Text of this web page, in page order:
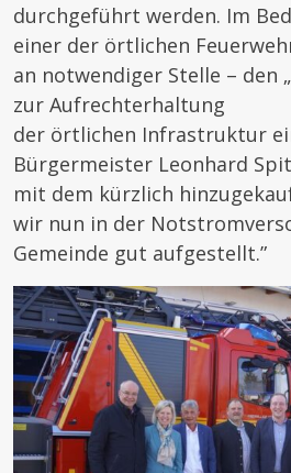
durchgeführt werden. Im
einer der örtlichen
an notwendiger Stelle – den
zur Aufrechterhaltung
der örtlichen Infrastruktur
Bürgermeister Leonhard
mit dem kürzlich
wir nun in der
Gemeinde gut aufgestellt.”